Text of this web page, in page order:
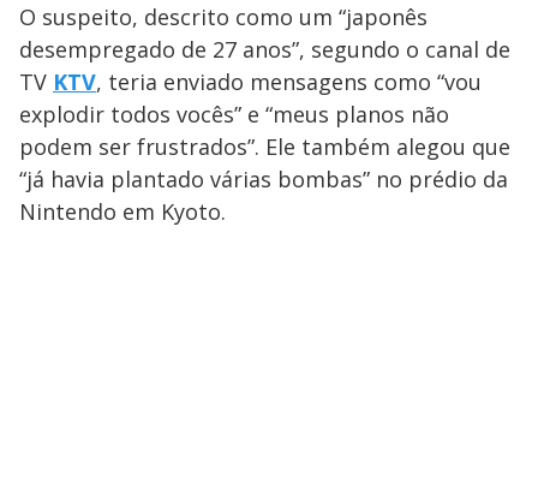
O suspeito, descrito como um “japonês
desempregado de 27 anos”, segundo o canal de
TV KTV, teria enviado mensagens como “vou
explodir todos vocês” e “meus planos não
podem ser frustrados”. Ele também alegou que
“já havia plantado várias bombas” no prédio da
Nintendo em Kyoto.